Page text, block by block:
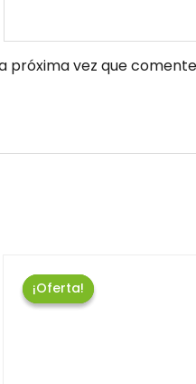
próxima vez que
¡Oferta!
¡Oferta!